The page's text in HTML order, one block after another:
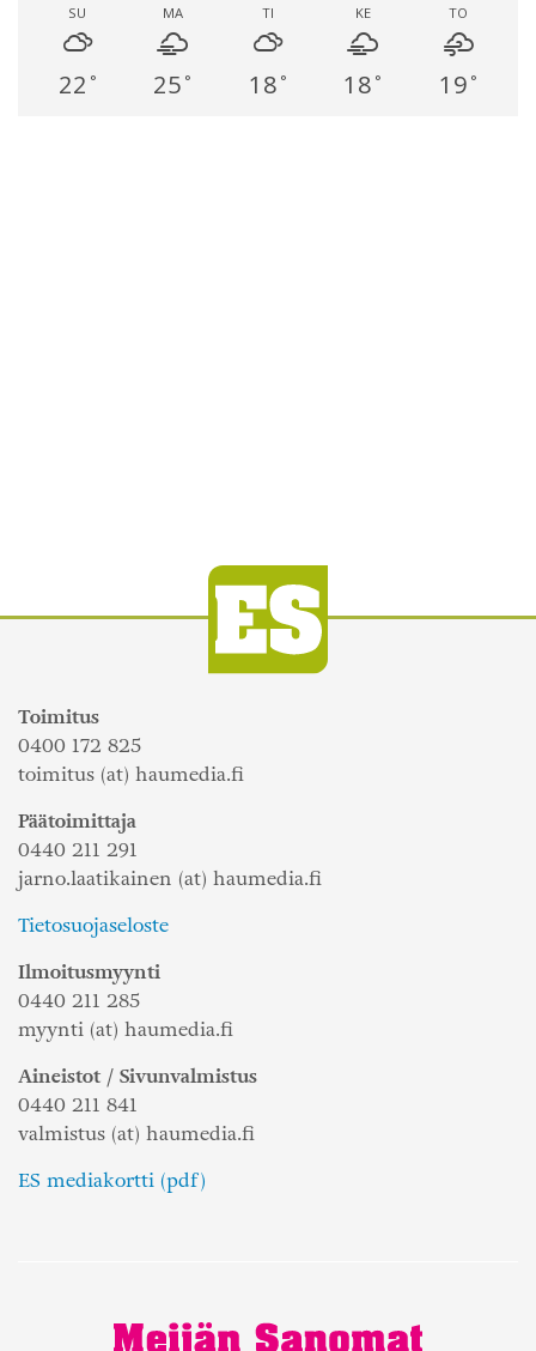
SU
22 °
MA
25 °
TI
18 °
KE
18 °
TO
19 °
Toimitus
0400 172 825
toimitus (at) haumedia.fi
Päätoimittaja
0440 211 291
jarno.laatikainen (at) haumedia.fi
Tietosuojaseloste
Ilmoitusmyynti
0440 211 285
myynti (at) haumedia.fi
Aineistot / Sivunvalmistus
0440 211 841
valmistus (at) haumedia.fi
ES mediakortti (pdf)